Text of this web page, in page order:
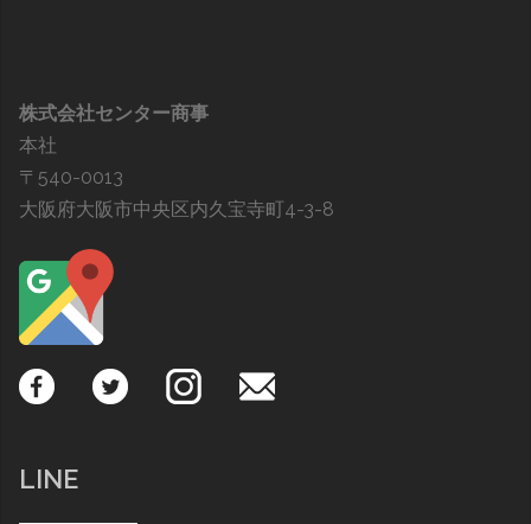
株式会社センター商事
本社
〒540-0013
大阪府大阪市中央区内久宝寺町4-3-8
LINE